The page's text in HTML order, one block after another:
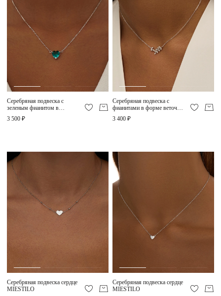
Серебряная подвеска с
зеленым фианитом в
огранке сердце MIESTILO
3 500 ₽
Серебряная подвеска с
фианитами в форме веточки
MIESTILO
3 400 ₽
Серебряная подвеска сердце
MIESTILO
Серебряная подвеска сердце
MIESTILO